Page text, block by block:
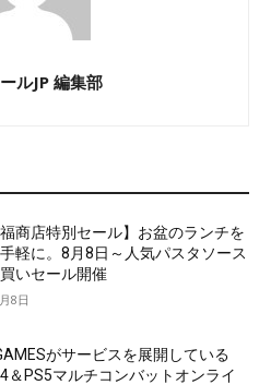
ルJP 編集部
福商店特別セール】お盆のランチを
軽に。8月8日～人気パスタソース
いセール開催
8日
がサービスを展開している
＆PS5マルチコンバットオンライ